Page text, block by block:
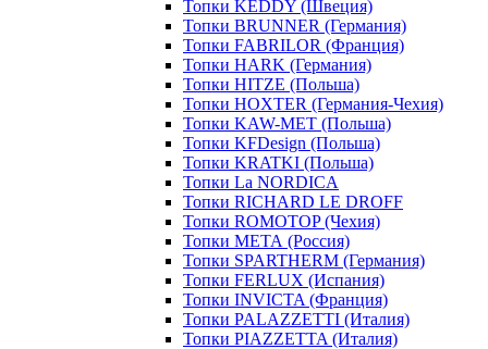
Топки KEDDY (Швеция)
Топки BRUNNER (Германия)
Топки FABRILOR (Франция)
Топки HARK (Германия)
Топки HITZE (Польша)
Топки HOXTER (Германия-Чехия)
Топки KAW-MET (Польша)
Топки KFDesign (Польша)
Топки KRATKI (Польша)
Топки La NORDICA
Топки RICHARD LE DROFF
Топки ROMOTOP (Чехия)
Топки МЕТА (Россия)
Топки SPARTHERM (Германия)
Топки FERLUX (Испания)
Топки INVICTA (Франция)
Топки PALAZZETTI (Италия)
Топки PIAZZETTA (Италия)